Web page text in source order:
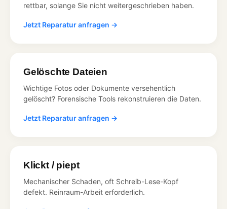
rettbar, solange Sie nicht weitergeschrieben haben.
Jetzt Reparatur anfragen →
Gelöschte Dateien
Wichtige Fotos oder Dokumente versehentlich
gelöscht? Forensische Tools rekonstruieren die Daten.
Jetzt Reparatur anfragen →
Klickt / piept
Mechanischer Schaden, oft Schreib-Lese-Kopf
defekt. Reinraum-Arbeit erforderlich.